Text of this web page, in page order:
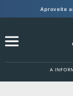
Aproveite